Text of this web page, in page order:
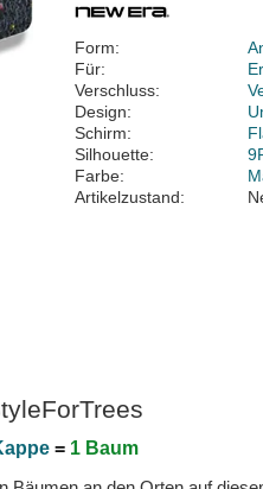
Form:
Für:
Verschluss:
Design:
Schirm:
Silhouette:
Farbe:
Artikelzustand:
= 1 Baum